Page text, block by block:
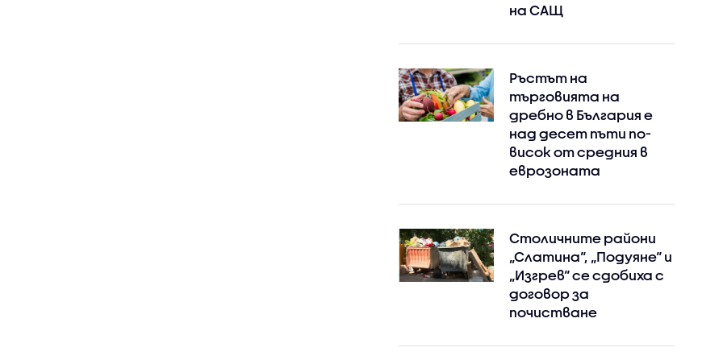
на САЩ
Ръстът на
търговията на
дребно в България е
над десет пъти по-
висок от средния в
еврозоната
Столичните райони
„Слатина“, „Подуяне“ и
„Изгрев“ се сдобиха с
договор за
почистване